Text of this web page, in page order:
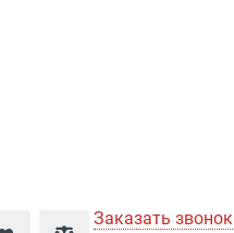
Заказать звонок